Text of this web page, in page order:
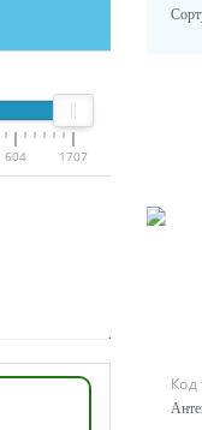
604 1707
Код